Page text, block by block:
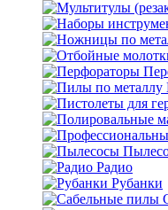
Радио
Рубанки